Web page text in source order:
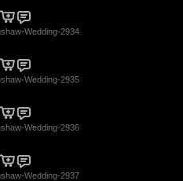
Wedding-2934
Wedding-2935
Wedding-2936
Wedding-2937